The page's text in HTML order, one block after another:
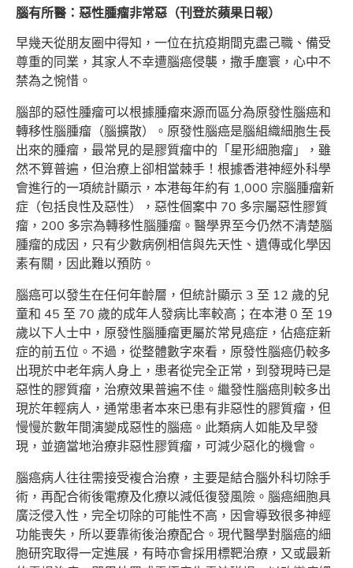
腦有所醫：惡性腫瘤非常惡（刊登於蘋果日報）
早幾天從朋友圈中得知，一位在抗疫期間克盡己職、備受
尊重的同業，其家人不幸遭腦癌侵襲，撒手塵寰，心中不
禁為之惋惜。
腦部的惡性腫瘤可以根據腫瘤來源而區分為原發性腦癌和
轉移性腦腫瘤（腦擴散）。原發性腦癌是腦組織細胞生長
出來的腫瘤，最常見的是膠質瘤中的「星形細胞瘤」，雖
然不算普遍，但治療上卻相當棘手！根據香港神經外科學
會進行的一項統計顯示，本港每年約有 1,000 宗腦腫瘤新
症（包括良性及惡性），惡性個案中 70 多宗屬惡性膠質
瘤，200 多宗為轉移性腦腫瘤。醫學界至今仍然不清楚腦
腫瘤的成因，只有少數病例相信與先天性、遺傳或化學因
素有關，因此難以預防。
腦癌可以發生在任何年齡層，但統計顯示 3 至 12 歲的兒
童和 45 至 70 歲的成年人發病比率較高；在本港 0 至 19
歲以下人士中，原發性腦腫瘤更屬於常見癌症，佔癌症新
症的前五位。不過，從整體數字來看，原發性腦癌仍較多
出現於中老年病人身上，患者從完全正常，到發現時已是
惡性的膠質瘤，治療效果普遍不佳。繼發性腦癌則較多出
現於年輕病人，通常患者本來已患有非惡性的膠質瘤，但
慢慢於數年間演變成惡性的腦癌。此類病人如能及早發
現，並適當地治療非惡性膠質瘤，可減少惡化的機會。
腦癌病人往往需接受複合治療，主要是結合腦外科切除手
術，再配合術後電療及化療以減低復發風險。腦癌細胞具
廣泛侵入性，完全切除的可能性不高，因會導致很多神經
功能喪失，所以要靠術後治療配合。現代醫學對腦癌的細
胞研究取得一定進展，有時亦會採用標靶治療，又或最新